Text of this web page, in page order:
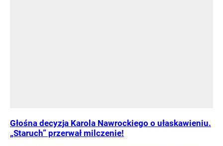
Głośna decyzja Karola Nawrockiego o ułaskawieniu.
„Staruch” przerwał milczenie!